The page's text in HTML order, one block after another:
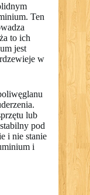
Ten
to ich
jest
w
lub
pod
i nie stanie
i